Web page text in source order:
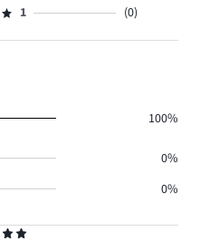
voturi
7.
de
0.
numărul
2,
Evaluare
1,
1 (0)
100%
0%
0%